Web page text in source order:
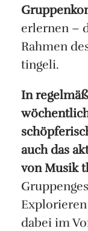
erlernen –
Rahmen
tingeli.
In
auch das
von Musik
dabei im